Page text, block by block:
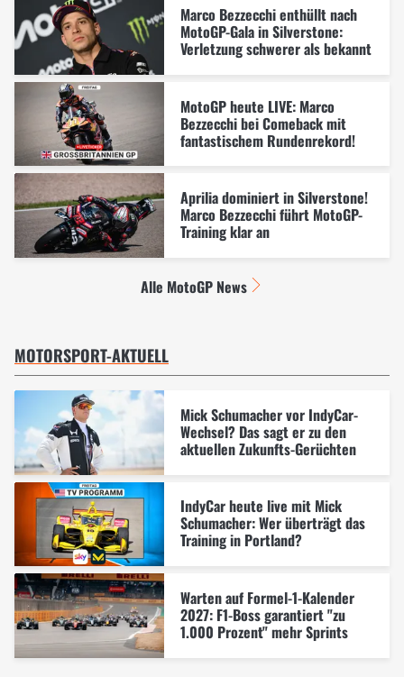
Marco Bezzecchi enthüllt nach
MotoGP-Gala in Silverstone:
Verletzung schwerer als bekannt
MotoGP heute LIVE: Marco
Bezzecchi bei Comeback mit
fantastischem Rundenrekord!
Aprilia dominiert in Silverstone!
Marco Bezzecchi führt MotoGP-
Training klar an
Alle MotoGP News
MOTORSPORT-AKTUELL
Mick Schumacher vor IndyCar-
Wechsel? Das sagt er zu den
aktuellen Zukunfts-Gerüchten
IndyCar heute live mit Mick
Schumacher: Wer überträgt das
Training in Portland?
Warten auf Formel-1-Kalender
2027: F1-Boss garantiert "zu
1.000 Prozent" mehr Sprints